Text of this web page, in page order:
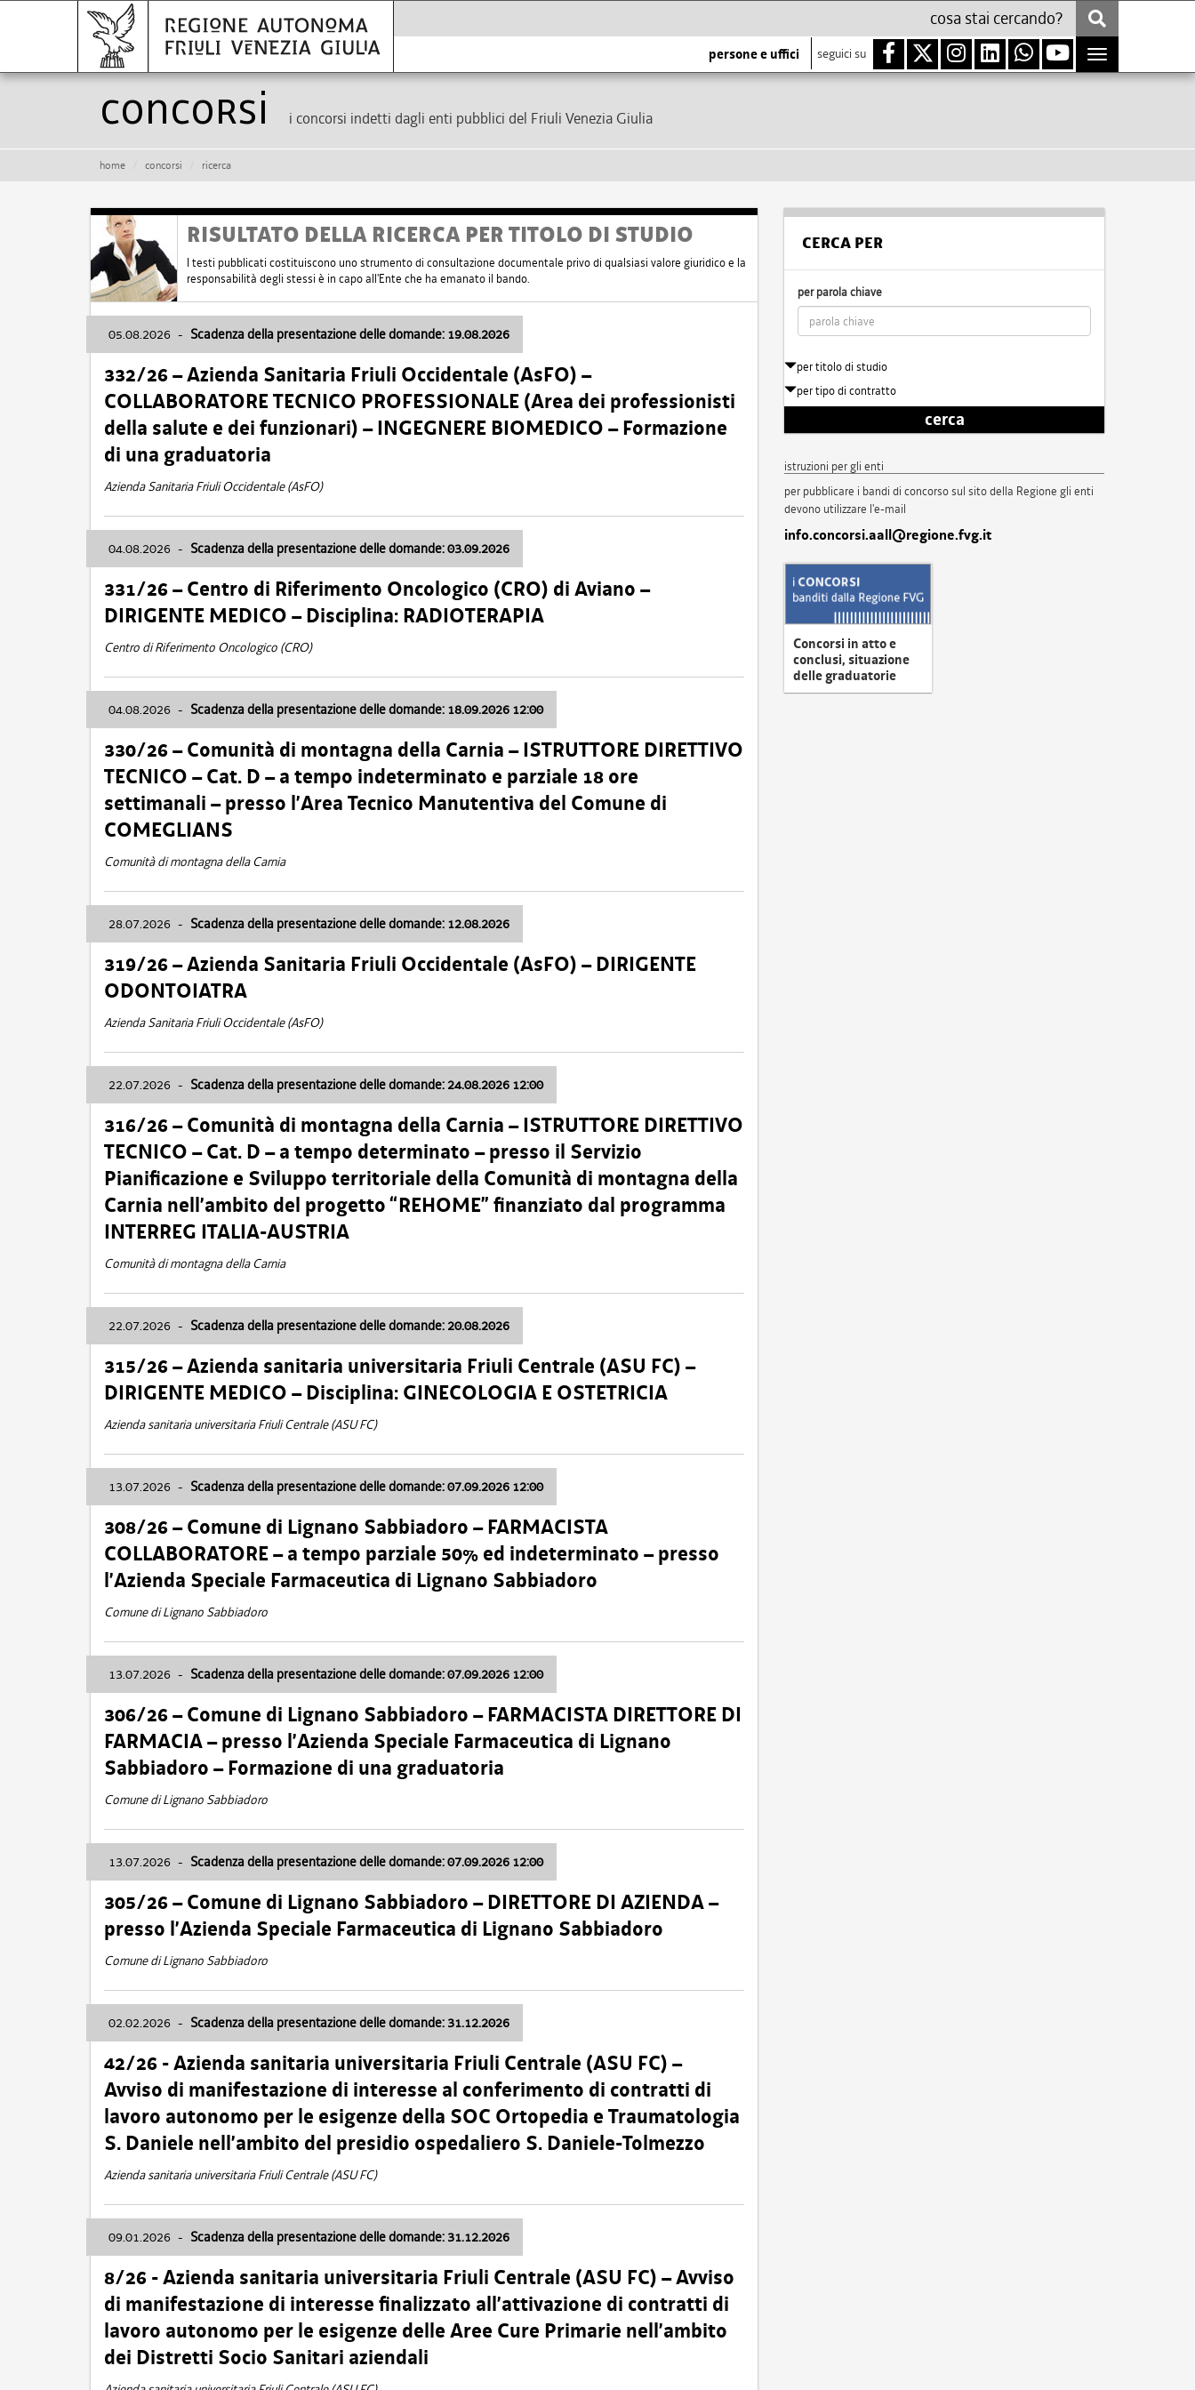
persone e uffici seguici su
Toggle
navigation
Concorsi i concorsi indetti dagli enti pubblici del Friuli Venezia Giulia
home concorsi ricerca
RISULTATO DELLA RICERCA PER TITOLO DI STUDIO
I testi pubblicati costituiscono uno strumento di consultazione documentale privo di qualsiasi valore giuridico e la
responsabilità degli stessi è in capo all'Ente che ha emanato il bando.
05.08.2026 - Scadenza della presentazione delle domande: 19.08.2026
332/26 – Azienda Sanitaria Friuli Occidentale (AsFO) –
COLLABORATORE TECNICO PROFESSIONALE (Area dei professionisti
della salute e dei funzionari) – INGEGNERE BIOMEDICO – Formazione
di una graduatoria
Azienda Sanitaria Friuli Occidentale (AsFO)
04.08.2026 - Scadenza della presentazione delle domande: 03.09.2026
331/26 – Centro di Riferimento Oncologico (CRO) di Aviano –
DIRIGENTE MEDICO – Disciplina: RADIOTERAPIA
Centro di Riferimento Oncologico (CRO)
04.08.2026 - Scadenza della presentazione delle domande: 18.09.2026 12:00
330/26 – Comunità di montagna della Carnia – ISTRUTTORE DIRETTIVO
TECNICO – Cat. D – a tempo indeterminato e parziale 18 ore
settimanali – presso l’Area Tecnico Manutentiva del Comune di
COMEGLIANS
Comunità di montagna della Carnia
28.07.2026 - Scadenza della presentazione delle domande: 12.08.2026
319/26 – Azienda Sanitaria Friuli Occidentale (AsFO) – DIRIGENTE
ODONTOIATRA
Azienda Sanitaria Friuli Occidentale (AsFO)
22.07.2026 - Scadenza della presentazione delle domande: 24.08.2026 12:00
316/26 – Comunità di montagna della Carnia – ISTRUTTORE DIRETTIVO
TECNICO – Cat. D – a tempo determinato – presso il Servizio
Pianificazione e Sviluppo territoriale della Comunità di montagna della
Carnia nell’ambito del progetto “REHOME” finanziato dal programma
INTERREG ITALIA-AUSTRIA
Comunità di montagna della Carnia
22.07.2026 - Scadenza della presentazione delle domande: 20.08.2026
315/26 – Azienda sanitaria universitaria Friuli Centrale (ASU FC) –
DIRIGENTE MEDICO – Disciplina: GINECOLOGIA E OSTETRICIA
Azienda sanitaria universitaria Friuli Centrale (ASU FC)
13.07.2026 - Scadenza della presentazione delle domande: 07.09.2026 12:00
308/26 – Comune di Lignano Sabbiadoro – FARMACISTA
COLLABORATORE – a tempo parziale 50% ed indeterminato – presso
l’Azienda Speciale Farmaceutica di Lignano Sabbiadoro
Comune di Lignano Sabbiadoro
13.07.2026 - Scadenza della presentazione delle domande: 07.09.2026 12:00
306/26 – Comune di Lignano Sabbiadoro – FARMACISTA DIRETTORE DI
FARMACIA – presso l’Azienda Speciale Farmaceutica di Lignano
Sabbiadoro – Formazione di una graduatoria
Comune di Lignano Sabbiadoro
13.07.2026 - Scadenza della presentazione delle domande: 07.09.2026 12:00
305/26 – Comune di Lignano Sabbiadoro – DIRETTORE DI AZIENDA –
presso l’Azienda Speciale Farmaceutica di Lignano Sabbiadoro
Comune di Lignano Sabbiadoro
02.02.2026 - Scadenza della presentazione delle domande: 31.12.2026
42/26 - Azienda sanitaria universitaria Friuli Centrale (ASU FC) –
Avviso di manifestazione di interesse al conferimento di contratti di
lavoro autonomo per le esigenze della SOC Ortopedia e Traumatologia
S. Daniele nell’ambito del presidio ospedaliero S. Daniele-Tolmezzo
Azienda sanitaria universitaria Friuli Centrale (ASU FC)
09.01.2026 - Scadenza della presentazione delle domande: 31.12.2026
8/26 - Azienda sanitaria universitaria Friuli Centrale (ASU FC) – Avviso
di manifestazione di interesse finalizzato all’attivazione di contratti di
lavoro autonomo per le esigenze delle Aree Cure Primarie nell’ambito
dei Distretti Socio Sanitari aziendali
CERCA PER
per parola chiave
per titolo di studio
per tipo di contratto
cerca
istruzioni per gli enti
per pubblicare i bandi di concorso sul sito della Regione gli enti
devono utilizzare l'e-mail
info.concorsi.aall@regione.fvg.it
Concorsi in atto e
conclusi, situazione
delle graduatorie